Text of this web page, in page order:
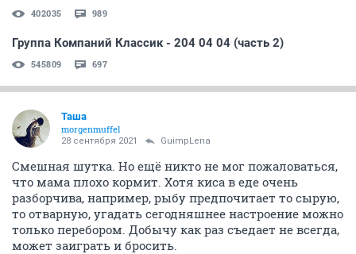
402035 989
Группа Компаний Классик - 204 04 04 (часть 2)
545809 697
Таша
morgenmuffel
28 сентября 2021 GuimpLena
Смешная шутка. Но ещё никто не мог пожаловаться,
что мама плохо кормит. Хотя киса в еде очень
разборчива, например, рыбу предпочитает то сырую,
то отварную, угадать сегодняшнее настроение можно
только перебором. Добычу как раз съедает не всегда,
может заиграть и бросить.